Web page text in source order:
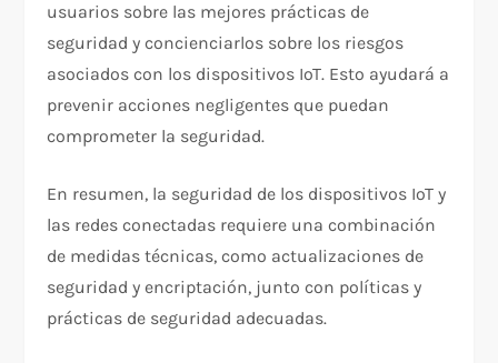
usuarios sobre las mejores prácticas de
seguridad y concienciarlos sobre los riesgos
asociados con los dispositivos IoT. Esto ayudará a
prevenir acciones negligentes que puedan
comprometer la seguridad.
En resumen, la seguridad de los dispositivos IoT y
las redes conectadas requiere una combinación
de medidas técnicas, como actualizaciones de
seguridad y encriptación, junto con políticas y
prácticas de seguridad adecuadas.